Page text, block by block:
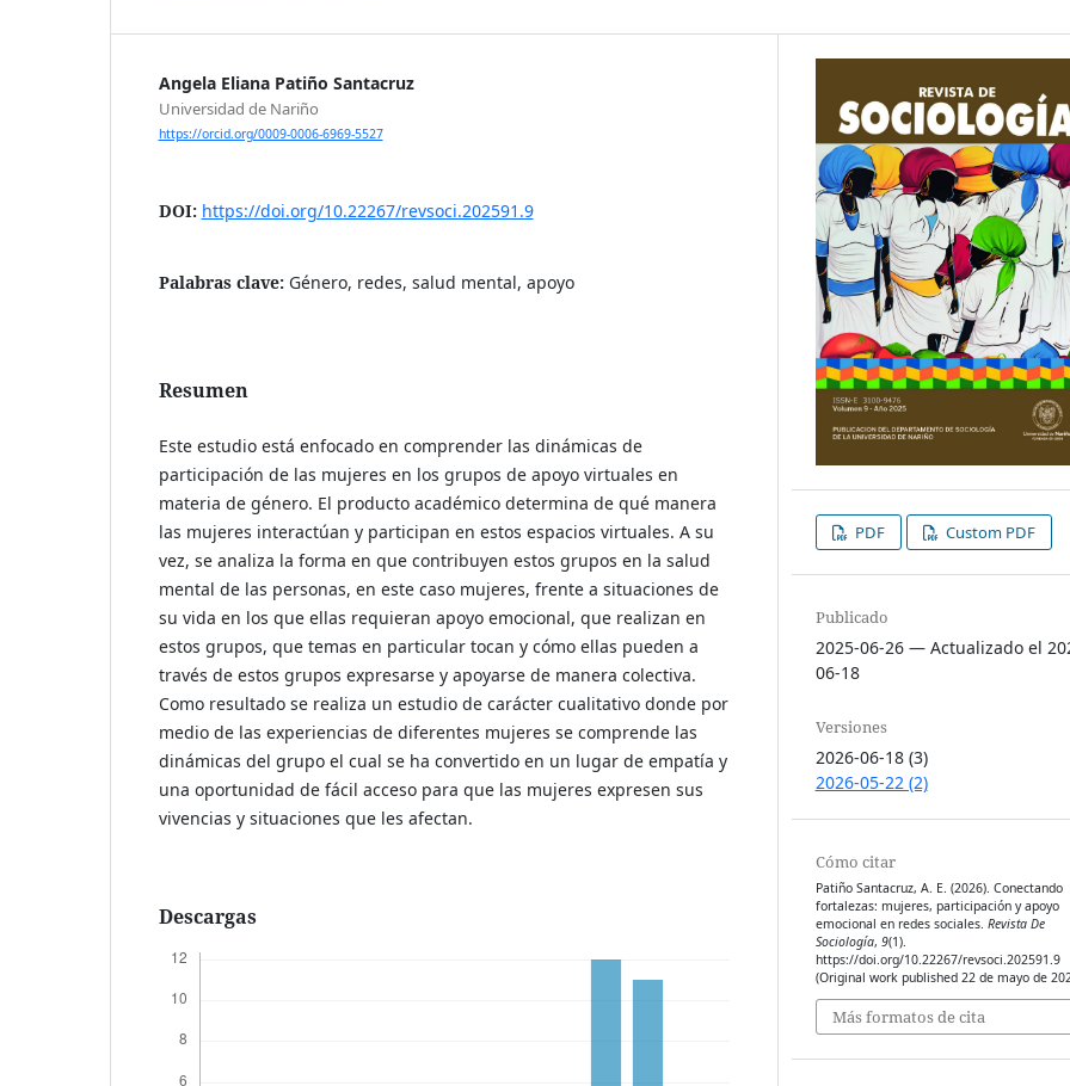
Angela Eliana Patiño Santacruz
Universidad de Nariño
https://orcid.org/0009-0006-6969-5527
DOI: https://doi.org/10.22267/revsoci.202591.9
Palabras clave: Género, redes, salud mental, apoyo
Resumen
Este estudio está enfocado en comprender las dinámicas de
participación de las mujeres en los grupos de apoyo virtuales en
materia de género. El producto académico determina de qué manera
las mujeres interactúan y participan en estos espacios virtuales. A su
vez, se analiza la forma en que contribuyen estos grupos en la salud
mental de las personas, en este caso mujeres, frente a situaciones de
su vida en los que ellas requieran apoyo emocional, que realizan en
estos grupos, que temas en particular tocan y cómo ellas pueden a
través de estos grupos expresarse y apoyarse de manera colectiva.
Como resultado se realiza un estudio de carácter cualitativo donde por
medio de las experiencias de diferentes mujeres se comprende las
dinámicas del grupo el cual se ha convertido en un lugar de empatía y
una oportunidad de fácil acceso para que las mujeres expresen sus
vivencias y situaciones que les afectan.
Descargas
PDF Custom PDF
Publicado
2025-06-26 — Actualizado el
06-18
Versiones
2026-06-18 (3)
2026-05-22 (2)
Cómo citar
Patiño Santacruz, A. E. (2026). Conectando
fortalezas: mujeres, participación y apoyo
emocional en redes sociales. Revista De
Sociología, 9(1).
https://doi.org/10.22267/revsoci.202591.9
(Original work published 22 de mayo de
Más formatos de cita